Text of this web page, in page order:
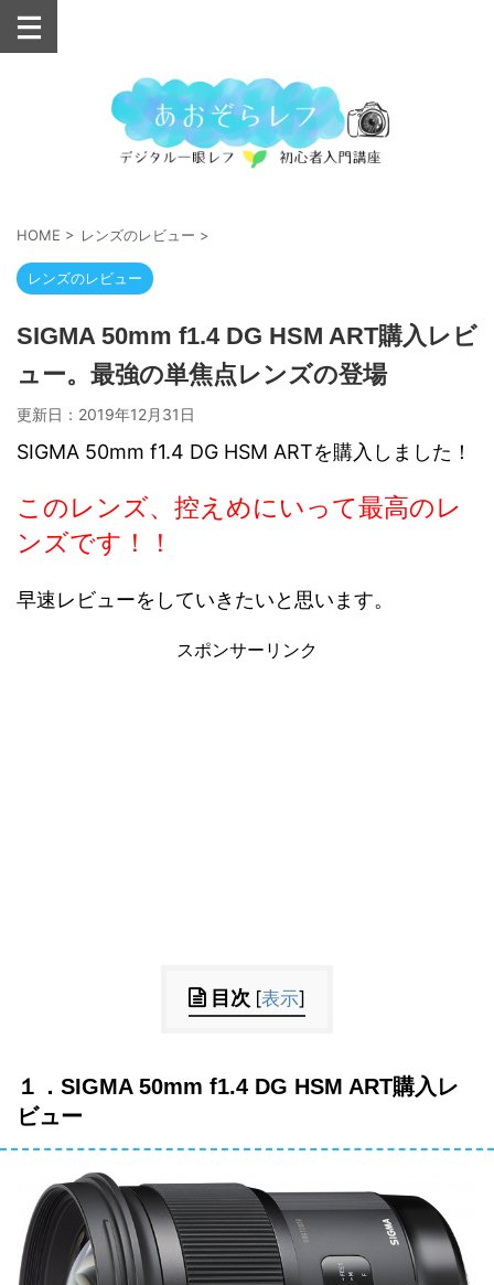
HOME > レンズのレビュー >
レンズのレビュー
SIGMA 50mm f1.4 DG HSM ART購入レビ
ュー。最強の単焦点レンズの登場
更新日： 2019年12月31日
SIGMA 50mm f1.4 DG HSM ARTを購入しました！
このレンズ、控えめにいって最高のレ
ンズです！！
早速レビューをしていきたいと思います。
スポンサーリンク
目次 [表示]
１．SIGMA 50mm f1.4 DG HSM ART購入レ
ビュー